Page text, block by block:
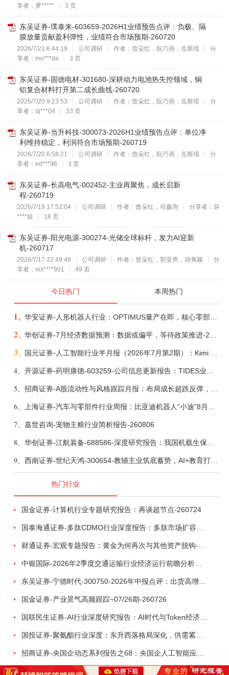
享者：梦*****
3 页
东吴证券-璞泰来-603659-2026H1业绩预告点评：负极、隔
膜放量贡献盈利弹性，业绩符合市场预期-260720
2026/7/21 6:44:19 公司调研 作者：曾朵红，阮巧燕，岳斯瑶
分
享者：mo***da
3 页
东吴证券-固德电材-301680-深耕动力电池热失控领域，铜
铝复合材料打开第二成长曲线-260720
2026/7/20 9:23:53 公司调研 作者：曾朵红，阮巧燕，岳斯瑶
分
享者：dj***04
33 页
东吴证券-当升科技-300073-2026H1业绩预告点评：单位净
利维持稳定，利润符合市场预期-260719
2026/7/20 6:58:21 公司调研 作者：曾朵红，阮巧燕，岳斯瑶
分
享者：ed***96
3 页
东吴证券-长高电气-002452-主业再聚焦，成长启新
程-260719
2026/7/19 17:52:04 公司调研 作者：曾朵红，司鑫尧
分享者：坏
****娃
18 页
东吴证券-阳光电源-300274-光储全球标杆，发力AI迎新
机-260717
2026/7/17 22:49:48 公司调研 作者：曾朵红，郭亚男，胡隽颖
分
享者：nix****901
49 页
今日热门 本周热门
1、
2、
3、
4、
5、
6、
7、 嘉世咨询-宠物主粮行业简析报告-260806
8、
9、 西南证券-世纪天鸿-300654-教辅主业筑底蓄势，AI+教育打开第二曲线-260729
热门行业
国金证券-计算机行业专题研究报告：再谈超节点-260724
中银国际-2026年2季度交通运输行业经济运行前瞻分析：地缘冲突致航运和航空景气度分化，交通基础设施板块总体呈现稳健特征-260724
东吴证券-宁德时代-300750-2026年中报点评：出货高增业绩稳健，回购彰显龙头信心-260726
国金证券-产业景气高频跟踪~07/26期-260726
国联民生证券-AI行业深度研究报告：AI时代与Token经济，从技术符号到数字石油-260801